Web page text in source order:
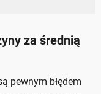
za średnią
pewnym błędem